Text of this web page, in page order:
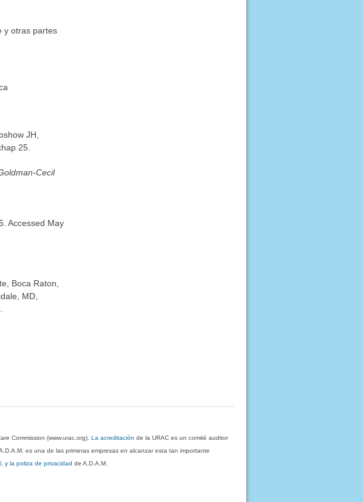
y otras partes
JH,
25.
Cecil
Accessed May
Boca Raton,
MD,
Commission (www.urac.org).La acreditación de la URAC es un comité auditor
es una de las primeras empresas en alcanzar esta tan importante
, yla poliza de privacidad de A.D.A.M.